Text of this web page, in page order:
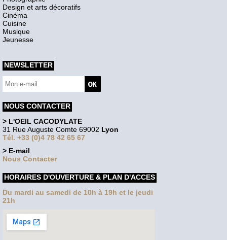
Design et arts décoratifs
Cinéma
Cuisine
Musique
Jeunesse
NEWSLETTER
NOUS CONTACTER
> L'OEIL CACODYLATE
31 Rue Auguste Comte 69002 Lyon
Tél. +33 (0)4 78 42 65 67
> E-mail
Nous Contacter
HORAIRES D'OUVERTURE & PLAN D'ACCES
Du mardi au samedi de 10h à 19h et le jeudi
21h